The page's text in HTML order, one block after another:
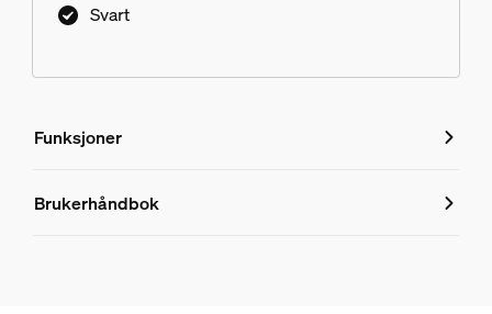
Svart
Funksjoner
Funksjoner
Brukerhåndbok